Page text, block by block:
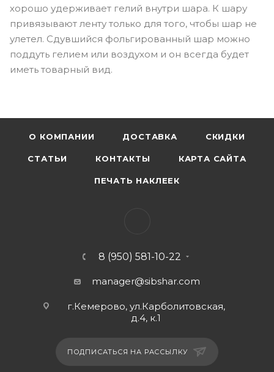
хорошо удерживает гелий внутри шара. К шару
привязывают ленту только для того, чтобы шар не
улетел. Сдувшийся фольгированный шар можно
поддуть гелием или воздухом и он всегда будет
иметь товарный вид.
О КОМПАНИИ ДОСТАВКА СКИДКИ
СТАТЬИ КОНТАКТЫ КАРТА САЙТА
ПЕЧАТЬ НАКЛЕЕК
8 (950) 581-10-22
manager@sibshar.com
г.Кемерово, ул.Карболитовская,
д.4, к.1
ПОДПИСАТЬСЯ НА РАССЫЛКУ